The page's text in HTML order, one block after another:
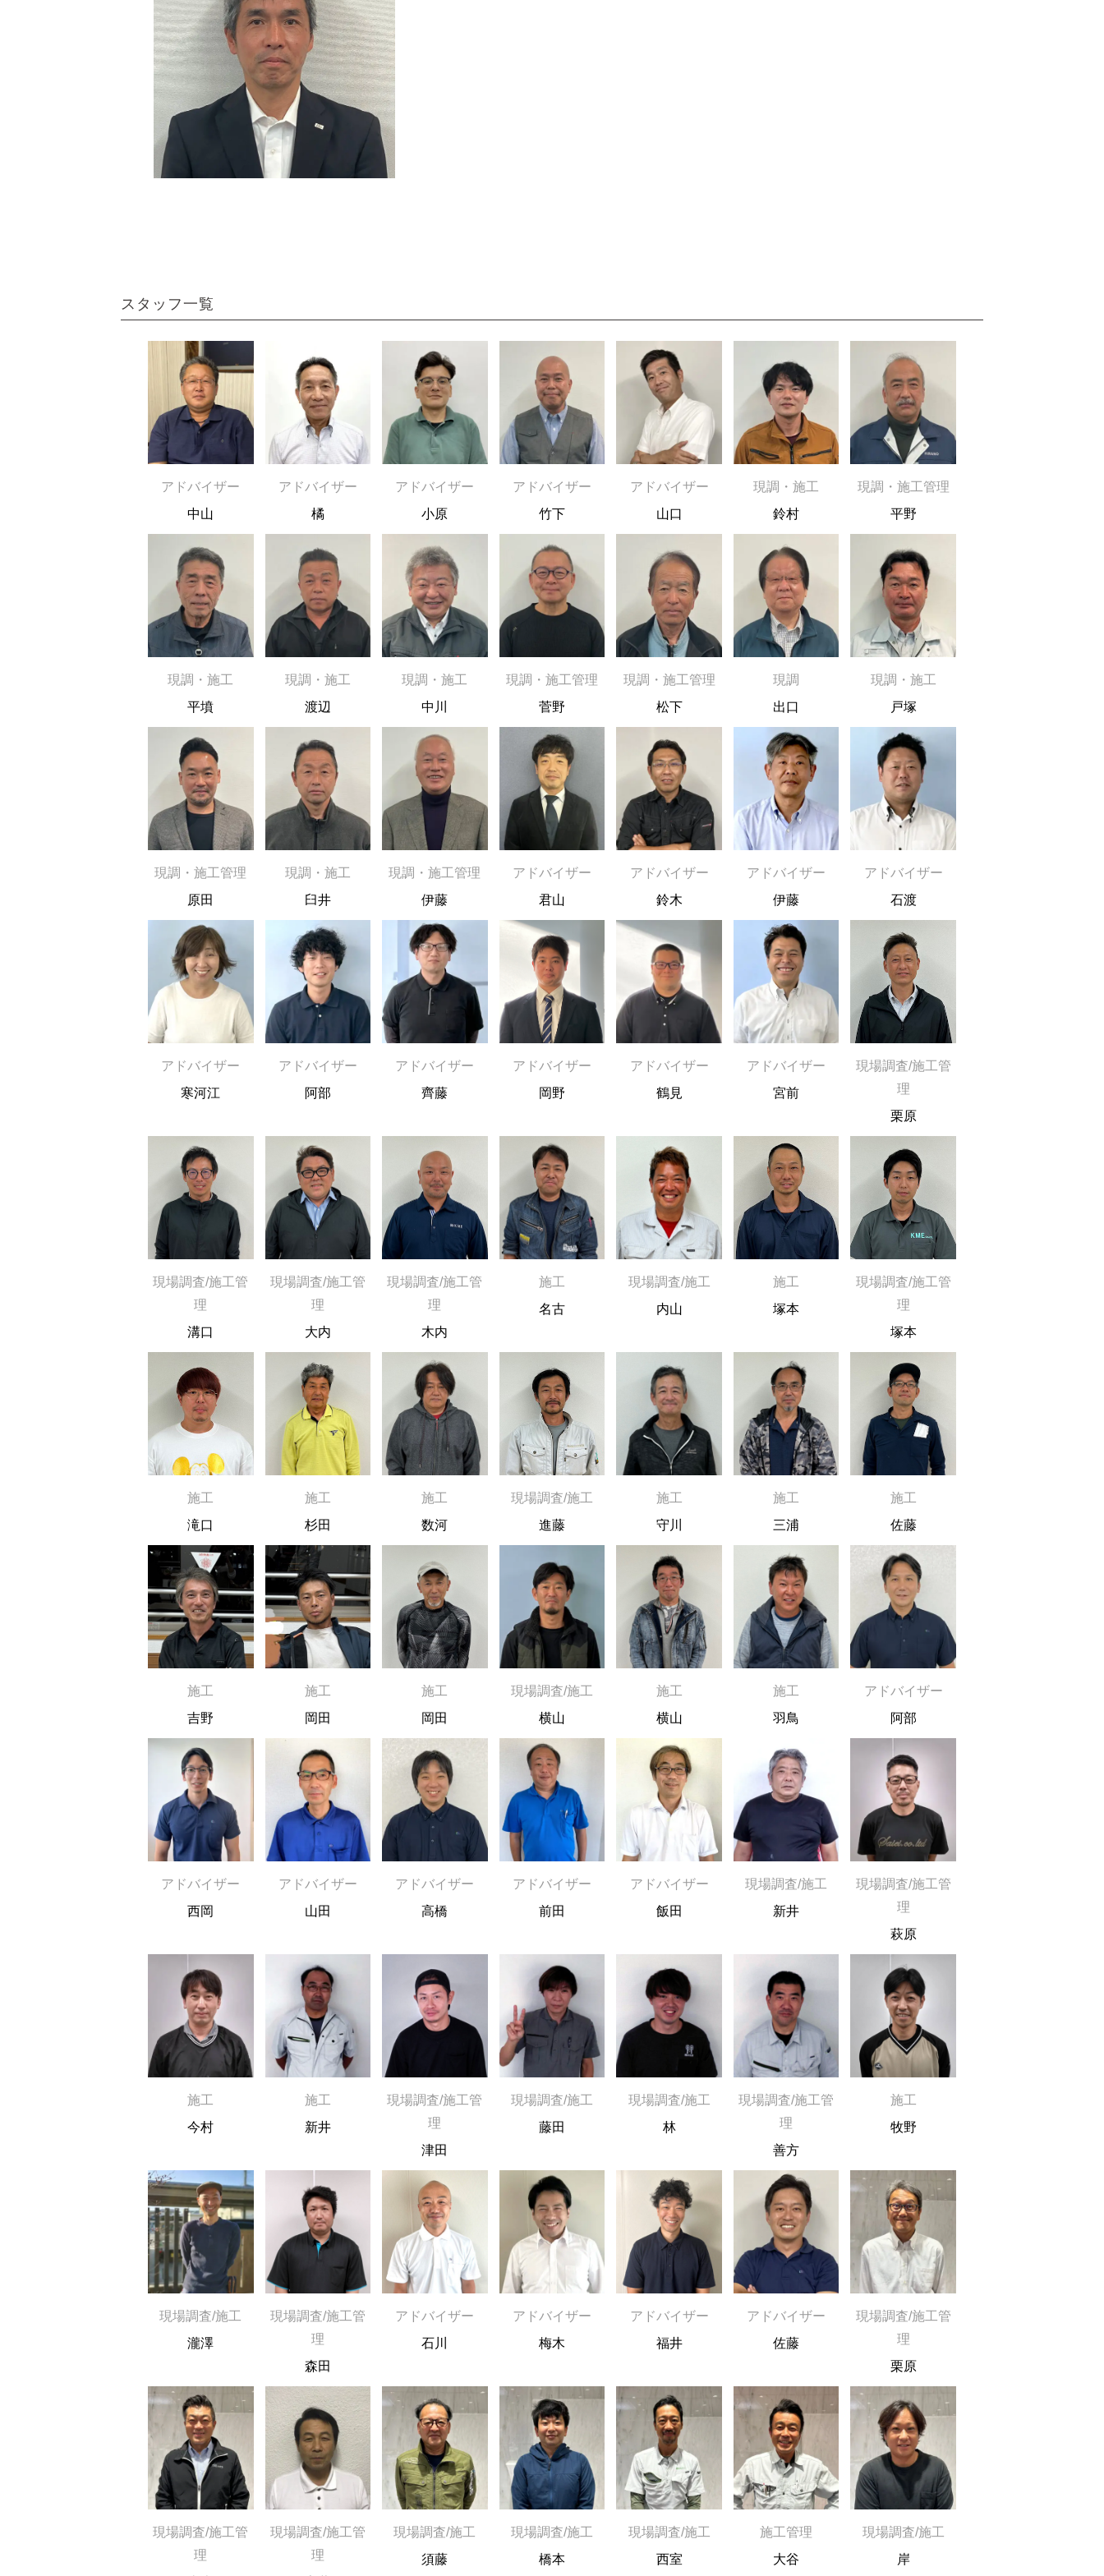
スタッフ一覧
アドバイザー
中山
アドバイザー
橘
アドバイザー
小原
アドバイザー
竹下
アドバイザー
山口
現調・施工
鈴村
現調・施工管理
平野
現調・施工
平墳
現調・施工
渡辺
現調・施工
中川
現調・施工管理
菅野
現調・施工管理
松下
現調
出口
現調・施工
戸塚
現調・施工管理
原田
現調・施工
臼井
現調・施工管理
伊藤
アドバイザー
君山
アドバイザー
鈴木
アドバイザー
伊藤
アドバイザー
石渡
アドバイザー
寒河江
アドバイザー
阿部
アドバイザー
齊藤
アドバイザー
岡野
アドバイザー
鶴見
アドバイザー
宮前
現場調査/施工管
理
栗原
現場調査/施工管
理
溝口
現場調査/施工管
理
大内
現場調査/施工管
理
木内
施工
名古
現場調査/施工
内山
施工
塚本
現場調査/施工管
理
塚本
施工
滝口
施工
杉田
施工
数河
現場調査/施工
進藤
施工
守川
施工
三浦
施工
佐藤
施工
吉野
施工
岡田
施工
岡田
現場調査/施工
横山
施工
横山
施工
羽鳥
アドバイザー
阿部
アドバイザー
西岡
アドバイザー
山田
アドバイザー
高橋
アドバイザー
前田
アドバイザー
飯田
現場調査/施工
新井
現場調査/施工管
理
萩原
施工
今村
施工
新井
現場調査/施工管
理
津田
現場調査/施工
藤田
現場調査/施工
林
現場調査/施工管
理
善方
施工
牧野
現場調査/施工
瀧澤
現場調査/施工管
理
森田
アドバイザー
石川
アドバイザー
梅木
アドバイザー
福井
アドバイザー
佐藤
現場調査/施工管
理
栗原
現場調査/施工管
理
現場調査/施工管
理
現場調査/施工
須藤
現場調査/施工
橋本
現場調査/施工
西室
施工管理
大谷
現場調査/施工
岸